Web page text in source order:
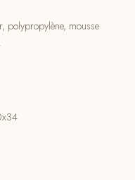
polypropylène, mousse